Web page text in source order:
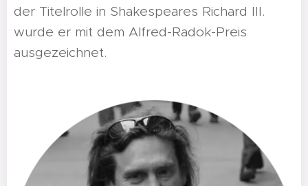
der Titelrolle in Shakespeares Richard III.
wurde er mit dem Alfred-Radok-Preis
ausgezeichnet.